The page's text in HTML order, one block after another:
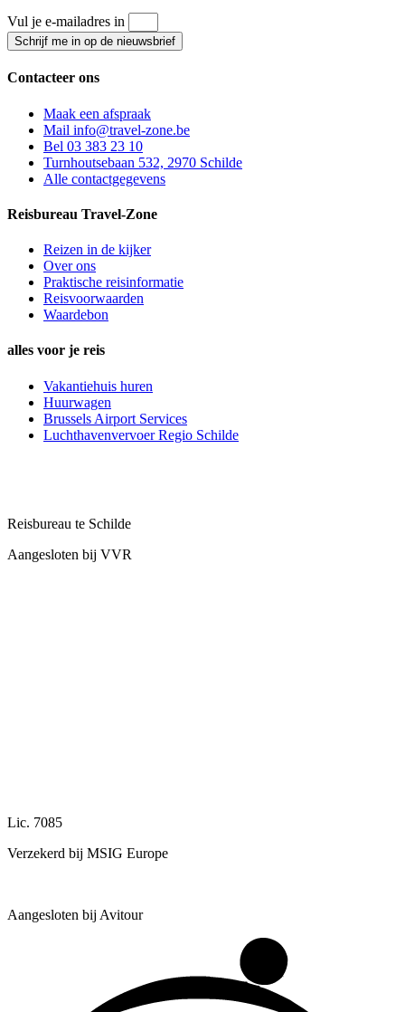
Vul je e-mailadres in
Schrijf me in op de nieuwsbrief
Contacteer ons
Maak een afspraak
Mail info@travel-zone.be
Bel 03 383 23 10
Turnhoutsebaan 532, 2970 Schilde
Alle contactgegevens
Reisbureau Travel-Zone
Reizen in de kijker
Over ons
Praktische reisinformatie
Reisvoorwaarden
Waardebon
alles voor je reis
Vakantiehuis huren
Huurwagen
Brussels Airport Services
Luchthavenvervoer Regio Schilde
Reisbureau te Schilde
Aangesloten bij VVR
Lic. 7085
Verzekerd bij MSIG Europe
Aangesloten bij Avitour